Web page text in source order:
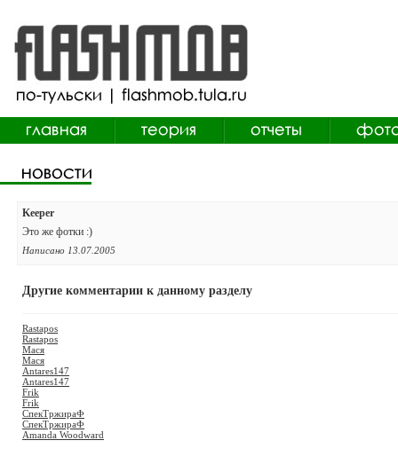
Keeper
Это же фотки :)
Написано 13.07.2005
Другие комментарии к данному разделу
Rastapos
Rastapos
Мася
Мася
Antares147
Antares147
Frik
Frik
СпекТржираФ
СпекТржираФ
Amanda Woodward